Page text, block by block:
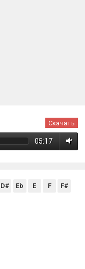
Скачать
05:17
D# Eb E F
F#